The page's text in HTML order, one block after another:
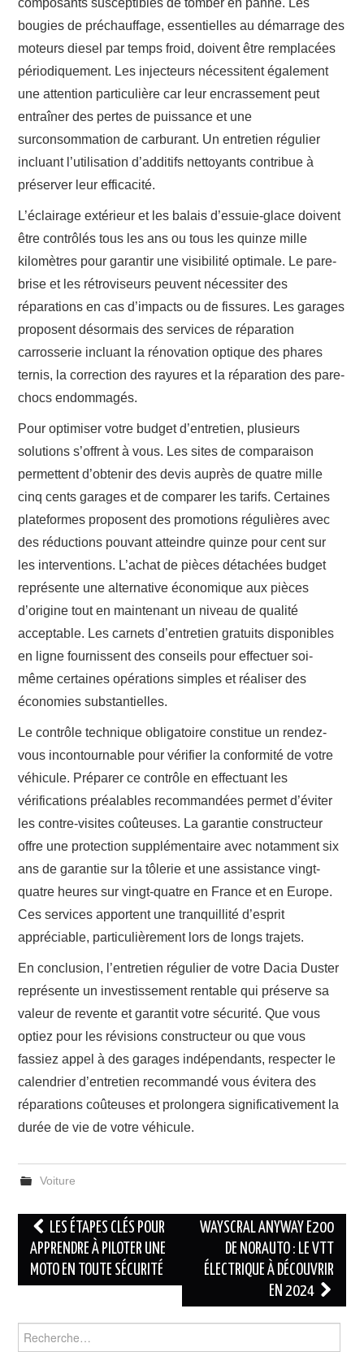
bougies de préchauffage, essentielles au démarrage des
moteurs diesel par temps froid, doivent être remplacées
périodiquement. Les injecteurs nécessitent également
une attention particulière car leur encrassement peut
entraîner des pertes de puissance et une
surconsommation de carburant. Un entretien régulier
incluant l’utilisation d’additifs nettoyants contribue à
préserver leur efficacité.
L’éclairage extérieur et les balais d’essuie-glace doivent
être contrôlés tous les ans ou tous les quinze mille
kilomètres pour garantir une visibilité optimale. Le pare-
brise et les rétroviseurs peuvent nécessiter des
réparations en cas d’impacts ou de fissures. Les garages
proposent désormais des services de réparation
carrosserie incluant la rénovation optique des phares
ternis, la correction des rayures et la réparation des pare-
chocs endommagés.
Pour optimiser votre budget d’entretien, plusieurs
solutions s’offrent à vous. Les sites de comparaison
permettent d’obtenir des devis auprès de quatre mille
cinq cents garages et de comparer les tarifs. Certaines
plateformes proposent des promotions régulières avec
des réductions pouvant atteindre quinze pour cent sur
les interventions. L’achat de pièces détachées budget
représente une alternative économique aux pièces
d’origine tout en maintenant un niveau de qualité
acceptable. Les carnets d’entretien gratuits disponibles
en ligne fournissent des conseils pour effectuer soi-
même certaines opérations simples et réaliser des
économies substantielles.
Le contrôle technique obligatoire constitue un rendez-
vous incontournable pour vérifier la conformité de votre
véhicule. Préparer ce contrôle en effectuant les
vérifications préalables recommandées permet d’éviter
les contre-visites coûteuses. La garantie constructeur
offre une protection supplémentaire avec notamment six
ans de garantie sur la tôlerie et une assistance vingt-
quatre heures sur vingt-quatre en France et en Europe.
Ces services apportent une tranquillité d’esprit
appréciable, particulièrement lors de longs trajets.
En conclusion, l’entretien régulier de votre Dacia Duster
représente un investissement rentable qui préserve sa
valeur de revente et garantit votre sécurité. Que vous
optiez pour les révisions constructeur ou que vous
fassiez appel à des garages indépendants, respecter le
calendrier d’entretien recommandé vous évitera des
réparations coûteuses et prolongera significativement la
durée de vie de votre véhicule.
Voiture
Navigation
des
articles
LES ÉTAPES CLÉS POUR
APPRENDRE À PILOTER UNE
MOTO EN TOUTE SÉCURITÉ
WAYSCRAL ANYWAY E200
DE NORAUTO : LE VTT
ÉLECTRIQUE À DÉCOUVRIR
EN 2024